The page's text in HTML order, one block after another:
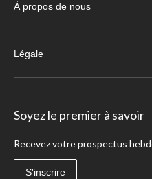
À propos de nous
Légale
Soyez le premier à savoir
Recevez votre prospectus
S'inscrire